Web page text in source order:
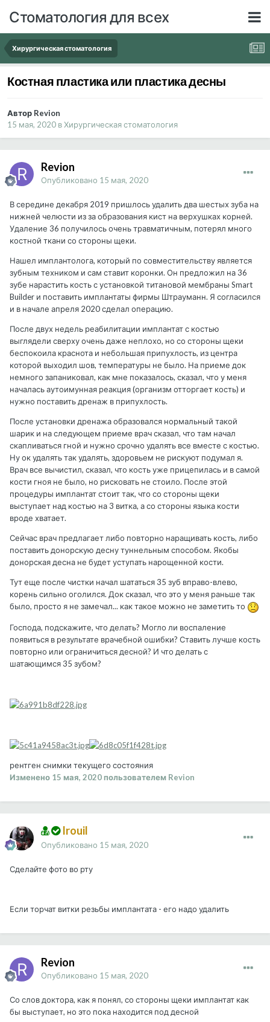
Стоматология для всех
Хирургическая стоматология
Костная пластика или пластика десны
Автор Revion
15 мая, 2020 вХирургическая стоматология
Revion
Опубликовано 15 мая, 2020
В середине декабря 2019 пришлось удалить два шестых зуба на
нижней челюсти из за образования кист на верхушках корней.
Удаление 36 получилось очень травматичным, потерял много
костной ткани со стороны щеки.
Нашел имплантолога, который по совместительству является
зубным техником и сам ставит коронки. Он предложил на 36
зубе нарастить кость с установкой титановой мембраны Smart
Builder и поставить имплантаты фирмы Штрауманн. Я согласился
и в начале апреля 2020 сделал операцию.
После двух недель реабилитации имплантат с костью
выглядели сверху очень даже неплохо, но со стороны щеки
беспокоила краснота и небольшая припухлость, из центра
которой выходил шов, температуры не было. На приеме док
немного запаниковал, как мне показалось, сказал, что у меня
началась аутоимунная реакция (организм отторгает кость) и
нужно поставить дренаж в припухлость.
После установки дренажа образовался нормальный такой
шарик и на следующем приеме врач сказал, что там начал
скапливаться гной и нужно срочно удалять все вместе с костью.
Ну ок удалять так удалять, здоровьем не рискуют подумал я.
Врач все вычистил, сказал, что кость уже прицепилась и в самой
кости гноя не было, но рисковать не стоило. После этой
процедуры имплантат стоит так, что со стороны щеки
выступает над костью на 3 витка, а со стороны языка кости
вроде хватает.
Сейчас врач предлагает либо повторно наращивать кость, либо
поставить донорскую десну туннельным способом. Якобы
донорская десна не будет уступать нарощенной кости.
Тут еще после чистки начал шататься 35 зуб вправо-влево,
корень сильно оголился. Док сказал, что это у меня раньше так
было, просто я не замечал... как такое можно не заметить то
Господа, подскажите, что делать? Могло ли воспаление
появиться в результате врачебной ошибки? Ставить лучше кость
повторно или ограничиться десной? И что делать с
шатающимся 35 зубом?
рентген снимки текущего состояния
Изменено 15 мая, 2020пользователем Revion
Irouil
Опубликовано 15 мая, 2020
Сделайте фото во рту
Если торчат витки резьбы имплантата - его надо удалить
Revion
Опубликовано 15 мая, 2020
Со слов доктора, как я понял, со стороны щеки имплантат как
бы выступает, но это пока находится под десной